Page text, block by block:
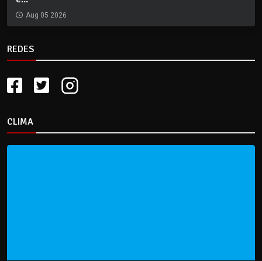
Aug 05 2026
REDES
CLIMA